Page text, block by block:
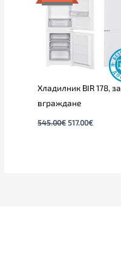
Хладилник BIR 178, за
вграждане
545.00€ 517.00€